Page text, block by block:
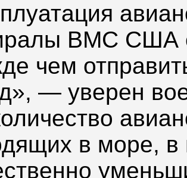
ВМС США
чем
— уверен
в море, в